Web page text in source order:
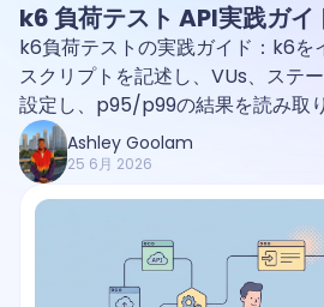
k6 負荷テスト API実践ガイ
k6負荷テストの実践ガイド：k6を
スクリプトを記述し、VUs、ステ
設定し、p95/p99の結果を読み取
Ashley Goolam
25 6月 2026